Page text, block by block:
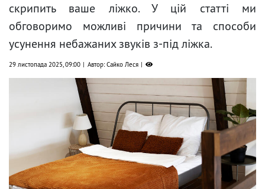
скрипить ваше ліжко. У цій статті ми
обговоримо можливі причини та способи
усунення небажаних звуків з-під ліжка.
29 листопада 2025, 09:00 Автор: Сайко Леся